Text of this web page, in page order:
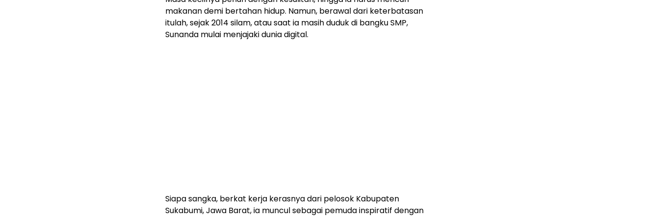
makanan demi bertahan hidup. Namun, berawal dari keterbatasan
itulah, sejak 2014 silam, atau saat ia masih duduk di bangku SMP,
Sunanda mulai menjajaki dunia digital.
Siapa sangka, berkat kerja kerasnya dari pelosok Kabupaten
Sukabumi, Jawa Barat, ia muncul sebagai pemuda inspiratif dengan